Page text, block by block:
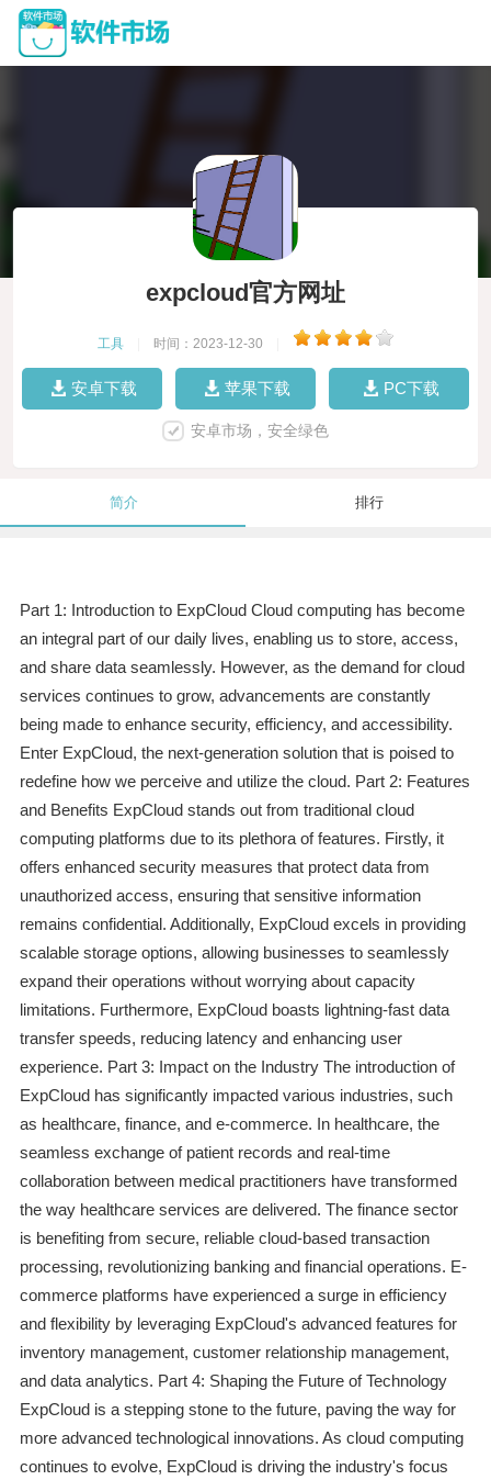
expcloud官方网址
工具 时间：2023-12-30
安卓下载 苹果下载 PC下载
安卓市场，安全绿色
简介 排行
Part 1: Introduction to ExpCloud Cloud computing has become
an integral part of our daily lives, enabling us to store, access,
and share data seamlessly. However, as the demand for cloud
services continues to grow, advancements are constantly
being made to enhance security, efficiency, and accessibility.
Enter ExpCloud, the next-generation solution that is poised to
redefine how we perceive and utilize the cloud. Part 2: Features
and Benefits ExpCloud stands out from traditional cloud
computing platforms due to its plethora of features. Firstly, it
offers enhanced security measures that protect data from
unauthorized access, ensuring that sensitive information
remains confidential. Additionally, ExpCloud excels in providing
scalable storage options, allowing businesses to seamlessly
expand their operations without worrying about capacity
limitations. Furthermore, ExpCloud boasts lightning-fast data
transfer speeds, reducing latency and enhancing user
experience. Part 3: Impact on the Industry The introduction of
ExpCloud has significantly impacted various industries, such
as healthcare, finance, and e-commerce. In healthcare, the
seamless exchange of patient records and real-time
collaboration between medical practitioners have transformed
the way healthcare services are delivered. The finance sector
is benefiting from secure, reliable cloud-based transaction
processing, revolutionizing banking and financial operations. E-
commerce platforms have experienced a surge in efficiency
and flexibility by leveraging ExpCloud's advanced features for
inventory management, customer relationship management,
and data analytics. Part 4: Shaping the Future of Technology
ExpCloud is a stepping stone to the future, paving the way for
more advanced technological innovations. As cloud computing
continues to evolve, ExpCloud is driving the industry's focus